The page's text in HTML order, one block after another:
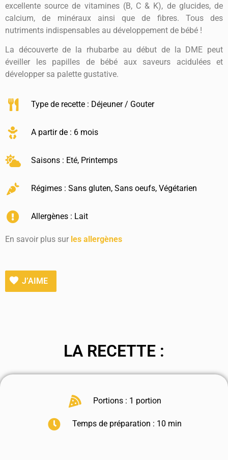
excellente source de vitamines (B, C & K), de glucides, de
calcium, de minéraux ainsi que de fibres. Tous des
nutriments indispensables au développement de bébé !
La découverte de la rhubarbe au début de la DME peut
éveiller les papilles de bébé aux saveurs acidulées et
développer sa palette gustative.
Type de recette : Déjeuner / Gouter
A partir de : 6 mois
Saisons : Eté, Printemps
Régimes :Sans gluten,Sans oeufs,Végétarien
Allergènes : Lait
En savoir plus sur les allergènes
J’AIME
LA RECETTE :
Portions : 1 portion
Temps de préparation : 10 min